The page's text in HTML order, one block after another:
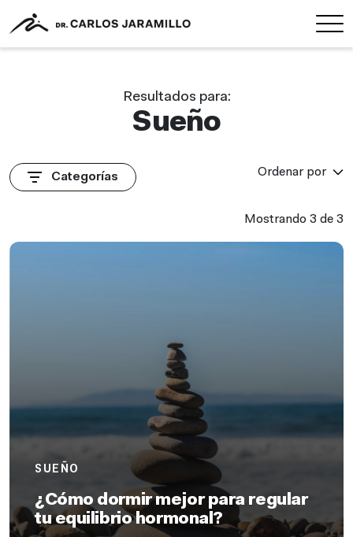
Resultados para:
Sueño
Categorías Ordenar por
Mostrando 3 de 3
SUEÑO
¿Cómo dormir mejor para regular
tu equilibrio hormonal?